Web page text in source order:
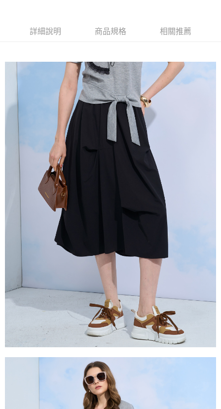
2.付款方式選擇「大哥付你分期」，訂單成立後會自動跳轉到大哥付的交易
流程，驗證手機門號後，選擇欲分期的期數、繳款截止日，確認付款後即完
4.訂單成立30分鐘內，如未前往確認交易或遇審核未通過，訂單將自動取
消。如遇「轉專審核」未通過狀況，表示未達大哥付你分期系統評分，恕無
1.分期款項不併入電信帳單，「大哥付你分期」於每月結算日後寄送繳費提
2.透過簡訊連結打開帳單後，可選擇「超商條碼／台灣大直營門市／銀行轉
帳／街口支付／iPASS MONEY」等通路繳費。
1.本服務係由「台灣大哥大股份有限公司」（以下簡稱本公司）所提供，讓
用戶於交易時，得透過本服務購買商品或服務，並由商店將買賣／分期付款
買賣價金債權讓與本公司後，依約使用本公司帳單繳交帳款。
2.基於同意付款使用「大哥付你分期」之契約關係目的，商店將以您的個人
資料（包含姓名、電話或地址）提供予台灣大哥大進項蒐集、處理及利用，
由本公司與您本人進行分期帳單所需資料之確認、核對及更正。
3.完整用戶服務條款，請詳閱以下連結：
https://oppay.tw/userRule
相關說明
１．簡單：不需註冊會員、不需綁卡、不需儲值。
２．便利：只要手機號碼，簡訊認證，即可結帳。
３．安心：先確認商品／服務後，再付款。
【「AFTEE先享後付」結帳流程】
１．於結帳方式選擇「AFTEE先享後付」後，將跳轉至「AFTEE先享後付」
結帳頁面，進行簡訊認證並確認金額後，即可完成結帳。
２．訂單成立數日內，您將收到繳費通知簡訊。
３．收到繳費通知簡訊後14天內，點擊此簡訊中的連結，可透過四大超商／
ATM／網路銀行／等多元方式進行付款，方視為交易完成。
※ 請注意：結帳手續完成當下不需立刻繳費，但若您需要取消訂單，請聯絡
購買商品的店家。未經商家同意取消之訂單仍視為有效，需透過AFTEE先享
後付繳納相關費用。
※ 交易是否成功請以「AFTEE先享後付 」之結帳頁面顯示為準，若有關於
是否繳費成功／繳費後需取消欲退款等相關疑問，請聯繫「AFTEE先享後付
客戶支援中心」
https://netprotections.freshdesk.com/support/home
１．透過由恩沛科技股份有限公司提供之「AFTEE先享後付」服務完成之交
易，需依本服務之必要範圍內提供個人資料，並將交易相關給付款項請求債
權轉讓予恩沛科技股份有限公司。
２．關於個人資料處理事宜，請瀏覽以下網址：
３．未成年的使用者請事先徵得法定代理人或監護人之同意方可使用
「AFTEE先享後付」，若未經同意申辦者引起之損失，本公司不負相關責
任。
４．使用「AFTEE先享後付」時，將依據個別帳號之用戶狀況，依本公司即
時審查核予不同之上限額度；若仍有額度不足之情形，本公司將視審查結果
請求用戶進行身份認證。
５．嚴禁一人註冊多個帳號或使用他人資訊註冊。若發現惡意使用之情形，
恩沛科技股份有限公司將有權停止該用戶之使用額度並採取法律行動。
每筆NT$120，滿NT$2,000(含以上)免運費
每筆NT$120，滿NT$2,000(含以上)免運費
每筆NT$120，滿NT$2,000(含以上)免運費
詳細說明 商品規格 相關推薦